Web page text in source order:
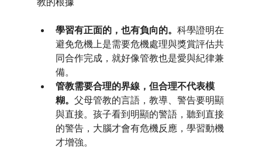
學習有正面的，也有負向的。 科學證明在
避免危機上是需要危機處理與獎賞評估共
同合作完成，就好像管教也是愛與紀律兼
備。
管教需要合理的界線，但合理不代表模
糊。 父母管教的言語，教導、警告要明顯
與直接。孩子看到明顯的警語，聽到直接
的警告，大腦才會有危機反應，學習動機
才增強。